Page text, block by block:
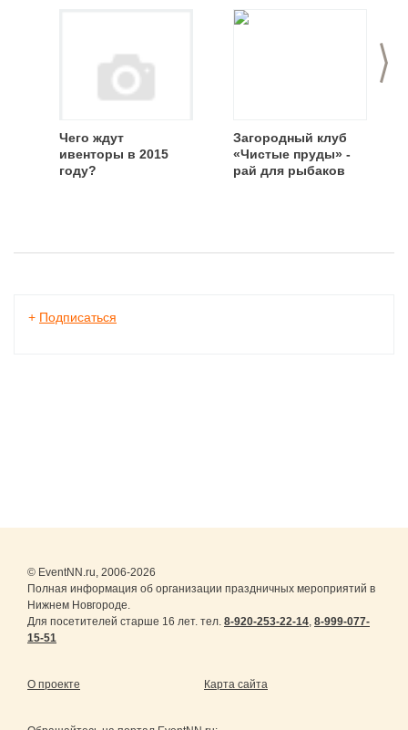
>
Чего ждут
ивенторы в 2015
году?
Загородный клуб
«Чистые пруды» -
рай для рыбаков
+ Подписаться
© EventNN.ru, 2006-2026
Полная информация об организации праздничных мероприятий в
Нижнем Новгороде.
Для посетителей старше 16 лет. тел. 8-920-253-22-14, 8-999-077-
15-51
О проекте Карта сайта